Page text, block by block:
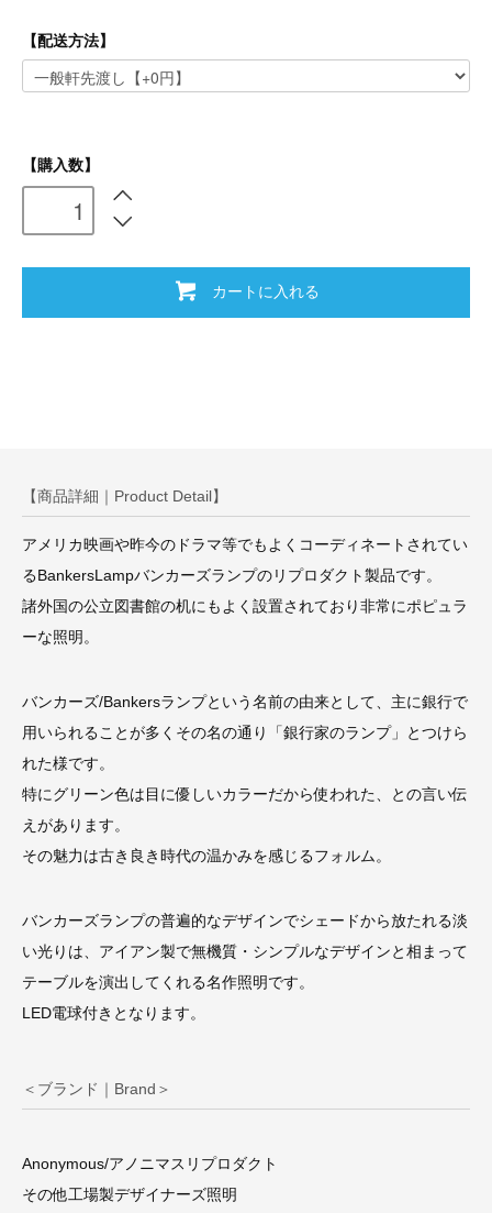
【配送方法】
【購入数】
カートに入れる
【商品詳細｜Product Detail】
アメリカ映画や昨今のドラマ等でもよくコーディネートされてい
るBankersLampバンカーズランプのリプロダクト製品です。
諸外国の公立図書館の机にもよく設置されており非常にポピュラ
ーな照明。
バンカーズ/Bankersランプという名前の由来として、主に銀行で
用いられることが多くその名の通り「銀行家のランプ」とつけら
れた様です。
特にグリーン色は目に優しいカラーだから使われた、との言い伝
えがあります。
その魅力は古き良き時代の温かみを感じるフォルム。
バンカーズランプの普遍的なデザインでシェードから放たれる淡
い光りは、アイアン製で無機質・シンプルなデザインと相まって
テーブルを演出してくれる名作照明です。
LED電球付きとなります。
＜ブランド｜Brand＞
Anonymous/アノニマスリプロダクト
その他工場製デザイナーズ照明